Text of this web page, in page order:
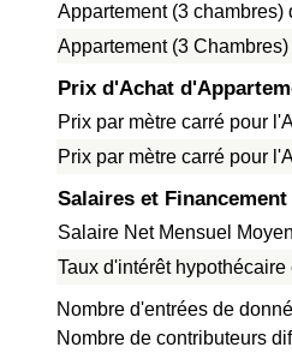
Appartement (3
Appartement (3
Prix d'Achat
Prix par mètre carré pour
Prix par mètre carré pour
Salaires et Financement
Salaire Net Mensuel
Taux d'intérêt
Nombre d'entrées de
Nombre de contributeurs